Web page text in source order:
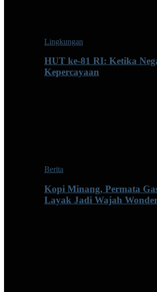
Lingkungan
HUT ke-81 RI: Ketika
Kepercayaan
Berita
Kopi Minang, Permata
Layak Jadi Wajah